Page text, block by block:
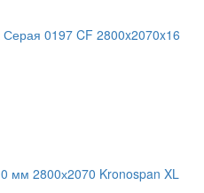
0197 CF 2800x2070x16
мм 2800х2070 Kronospan XL